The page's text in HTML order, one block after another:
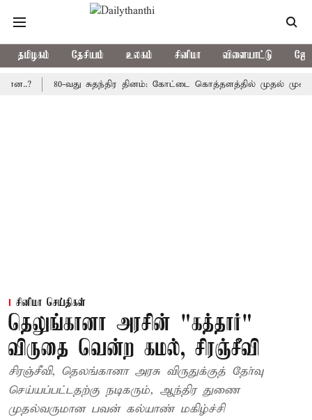
தமிழகம் தேசியம் உலகம் சினிமா விளையாட்டு
80-வது சுதந்திர தினம்: கோட்டை கொத்தளத்தில் முதல் முறையாக
சினிமா செய்திகள்
தெலுங்கானா அரசின் "கத்தார்"
விருதை வென்ற கமல், சிரஞ்சீவி
சிரஞ்சீவி, தெலங்கானா அரசு விருதுக்குத் தோ்வு
செய்யப்பட்டதற்கு நடிகரும், ஆந்திர துணை
முதல்வருமான பவன் கல்யாண் மகிழ்ச்சி